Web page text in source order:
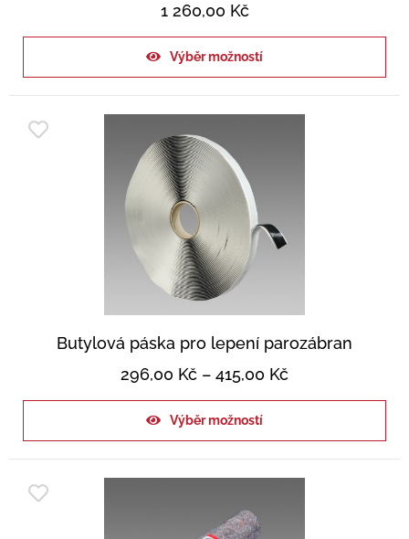
1 260,00 Kč
Výběr možností
Butylová páska pro lepení parozábran
296,00 Kč – 415,00 Kč
Výběr možností